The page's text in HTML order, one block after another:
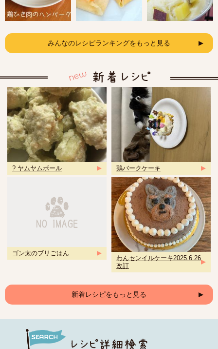
みんなのレシピランキングをもっと見る
? ヤムヤムボール 鶏バークケーキ
ゴン太のブリごはん
わんセンイルケーキ2025.6.26
改訂
新着レシピをもっと見る